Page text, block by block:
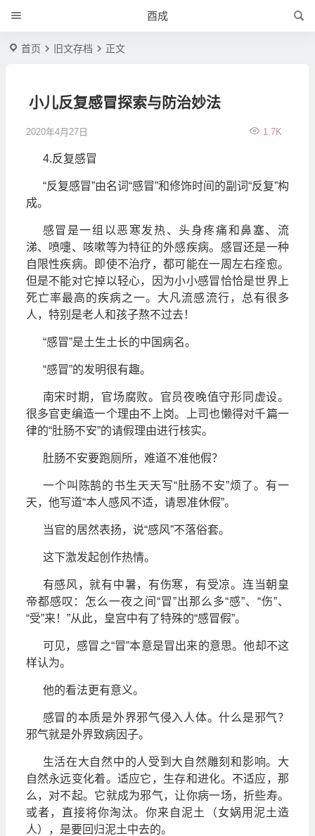
酉成
首页 旧文存档 正文
小儿反复感冒探索与防治妙法
2020年4月27日 1.7K
4.反复感冒
“反复感冒”由名词“感冒”和修饰时间的副词“反复”构
成。
感冒是一组以恶寒发热、头身疼痛和鼻塞、流
涕、喷嚏、咳嗽等为特征的外感疾病。感冒还是一种
自限性疾病。即使不治疗，都可能在一周左右痊愈。
但是不能对它掉以轻心，因为小小感冒恰恰是世界上
死亡率最高的疾病之一。大凡流感流行，总有很多
人，特别是老人和孩子熬不过去！
“感冒”是土生土长的中国病名。
“感冒”的发明很有趣。
南宋时期，官场腐败。官员夜晚值守形同虚设。
很多官吏编造一个理由不上岗。上司也懒得对千篇一
律的“肚肠不安”的请假理由进行核实。
肚肠不安要跑厕所，难道不准他假？
一个叫陈鹄的书生天天写“肚肠不安”烦了。有一
天，他写道“本人感风不适，请恩准休假”。
当官的居然表扬，说“感风”不落俗套。
这下激发起创作热情。
有感风，就有中暑，有伤寒，有受凉。连当朝皇
帝都感叹：怎么一夜之间“冒”出那么多“感”、“伤”、
“受”来！”从此，皇宫中有了特殊的“感冒假”。
可见，感冒之“冒”本意是冒出来的意思。他却不这
样认为。
他的看法更有意义。
感冒的本质是外界邪气侵入人体。什么是邪气？
邪气就是外界致病因子。
生活在大自然中的人受到大自然雕刻和影响。大
自然永远变化着。适应它，生存和进化。不适应，那
么，对不起。它就成为邪气，让你病一场，折些寿。
或者，直接将你淘汰。你来自泥土（女娲用泥土造
人），是要回归泥土中去的。